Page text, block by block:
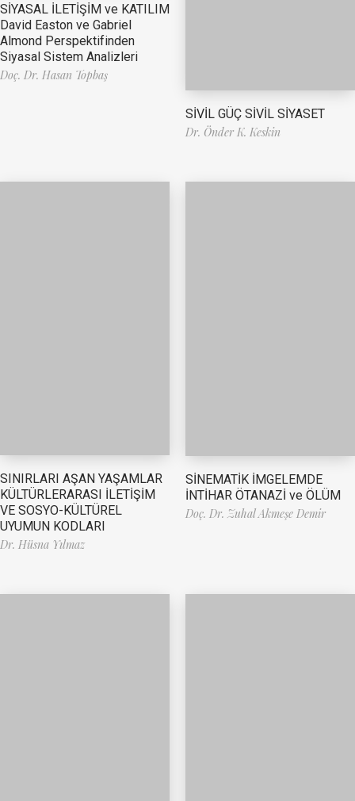
SİYASAL İLETİŞİM ve KATILIM
David Easton ve Gabriel
Almond Perspektifinden
Siyasal Sistem Analizleri
Doç. Dr. Hasan Topbaş
SİVİL GÜÇ SİVİL SİYASET
Dr. Önder K. Keskin
SINIRLARI AŞAN YAŞAMLAR
KÜLTÜRLERARASI İLETİŞİM
VE SOSYO-KÜLTÜREL
UYUMUN KODLARI
Dr. Hüsna Yılmaz
SİNEMATİK İMGELEMDE
İNTİHAR ÖTANAZİ ve ÖLÜM
Doç. Dr. Zuhal Akmeşe Demir